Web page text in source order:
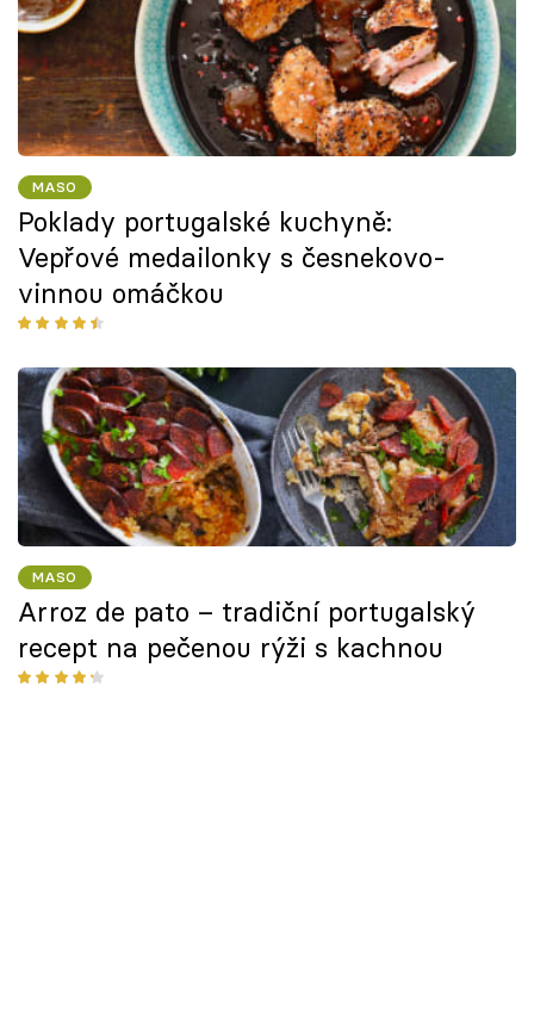
MASO
Poklady portugalské kuchyně:
Vepřové medailonky s česnekovo-
vinnou omáčkou
MASO
Arroz de pato – tradiční portugalský
recept na pečenou rýži s kachnou